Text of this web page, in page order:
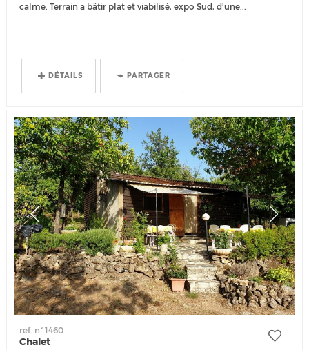
calme. Terrain a bâtir plat et viabilisé, expo Sud, d’une...
DÉTAILS PARTAGER
ref. n° 1460
Chalet